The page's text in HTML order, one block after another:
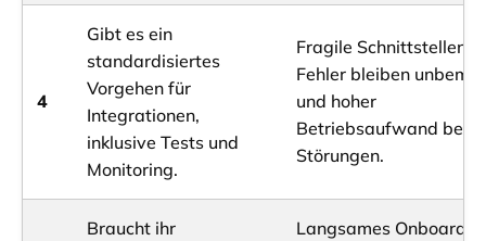
4
Gibt es ein
standardisiertes
Vorgehen für
Integrationen,
inklusive Tests und
Monitoring.
Fragile Schnittstellen,
Fehler bleiben
und hoher
Betriebsaufwand bei
Störungen.
Braucht ihr
Langsames